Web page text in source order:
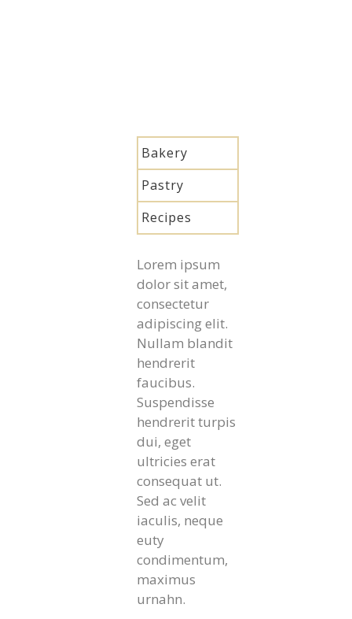
Bakery
Pastry
Recipes
Lorem ipsum
dolor sit amet,
consectetur
adipiscing elit.
Nullam blandit
hendrerit
faucibus.
Suspendisse
hendrerit turpis
dui, eget
ultricies erat
consequat ut.
Sed ac velit
iaculis, neque
euty
condimentum,
maximus
urnahn.